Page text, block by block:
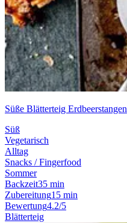
Süße Blätterteig Erdbeerstangen
Süß
Vegetarisch
Alltag
Snacks / Fingerfood
Sommer
Backzeit35 min
Zubereitung15 min
Bewertung4.2/5
Blätterteig